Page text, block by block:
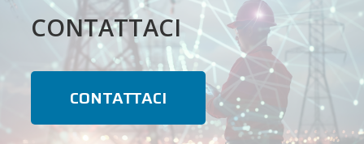
CONTATTACI
CONTATTACI